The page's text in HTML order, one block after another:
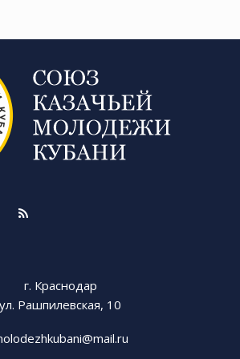
г. Краснодар
ул. Рашпилевская, 10